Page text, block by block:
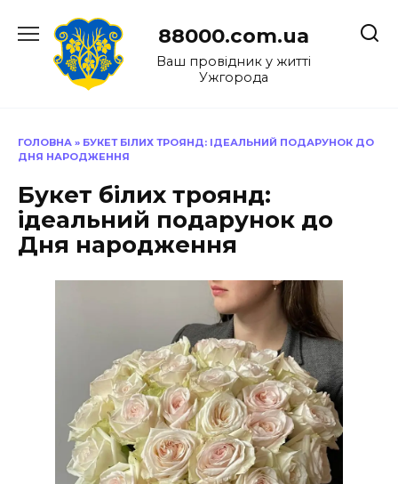
до
88000.com.ua
Ваш провідник у житті
Ужгорода
ГОЛОВНА » БУКЕТ БІЛИХ ТРОЯНД: ІДЕАЛЬНИЙ ПОДАРУНОК ДО
ДНЯ НАРОДЖЕННЯ
Букет білих троянд:
ідеальний подарунок до
Дня народження